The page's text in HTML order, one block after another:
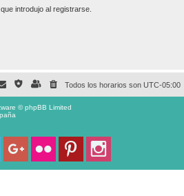
introdujo al registrarse.
Todos los horarios son UTC-05:00
© phpBB Limited